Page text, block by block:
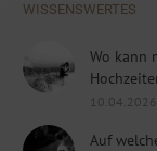
WISSENSWERTES
Wo kann
10.04.2026
Auf